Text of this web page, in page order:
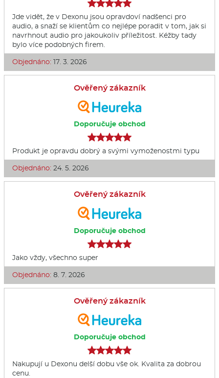
Jde vidět, že v Dexonu jsou opravdoví nadšenci pro
audio, a snaží se klientům co nejlépe poradit v tom, jak si
navrhnout audio pro jakoukoliv příležitost. Kéžby tady
bylo více podobných firem.
Objednáno: 17. 3. 2026
Ověřený zákazník
Doporučuje obchod
Produkt je opravdu dobrý a svými vymoženostmi typu
Objednáno: 24. 5. 2026
Ověřený zákazník
Doporučuje obchod
Jako vždy, všechno super
Objednáno: 8. 7. 2026
Ověřený zákazník
Doporučuje obchod
Nakupují u Dexonu delší dobu vše ok. Kvalita za dobrou
cenu.